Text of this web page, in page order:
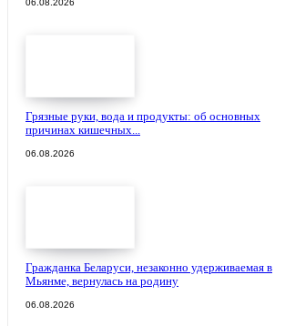
Грязные руки, вода и продукты: об основных
причинах кишечных...
06.08.2026
Гражданка Беларуси, незаконно удерживаемая в
Мьянме, вернулась на родину
06.08.2026